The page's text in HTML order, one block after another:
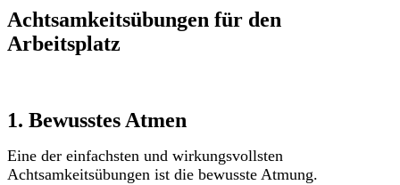
Achtsamkeitsübungen für den
Arbeitsplatz
1. Bewusstes Atmen
Eine der einfachsten und wirkungsvollsten
Achtsamkeitsübungen ist die bewusste Atmung.